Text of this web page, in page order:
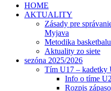
HOME
AKTUALITY
Zásady pre
Myjava
Metodika
Aktuality zo siete
sezóna 2025/2026
Tím U17 – kadetky
Info o tíme
Rozpis